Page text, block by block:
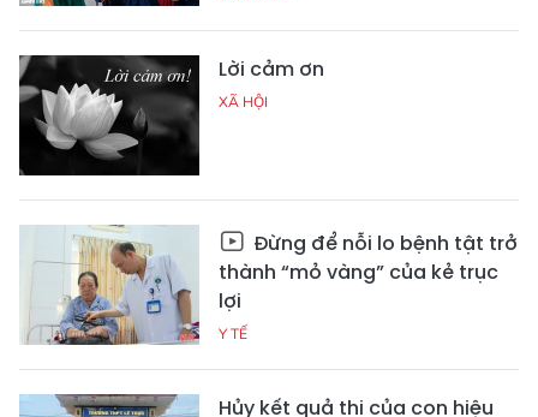
Lời cảm ơn
XÃ HỘI
Đừng để nỗi lo bệnh tật trở
thành “mỏ vàng” của kẻ trục
lợi
Y TẾ
Hủy kết quả thi của con hiệu